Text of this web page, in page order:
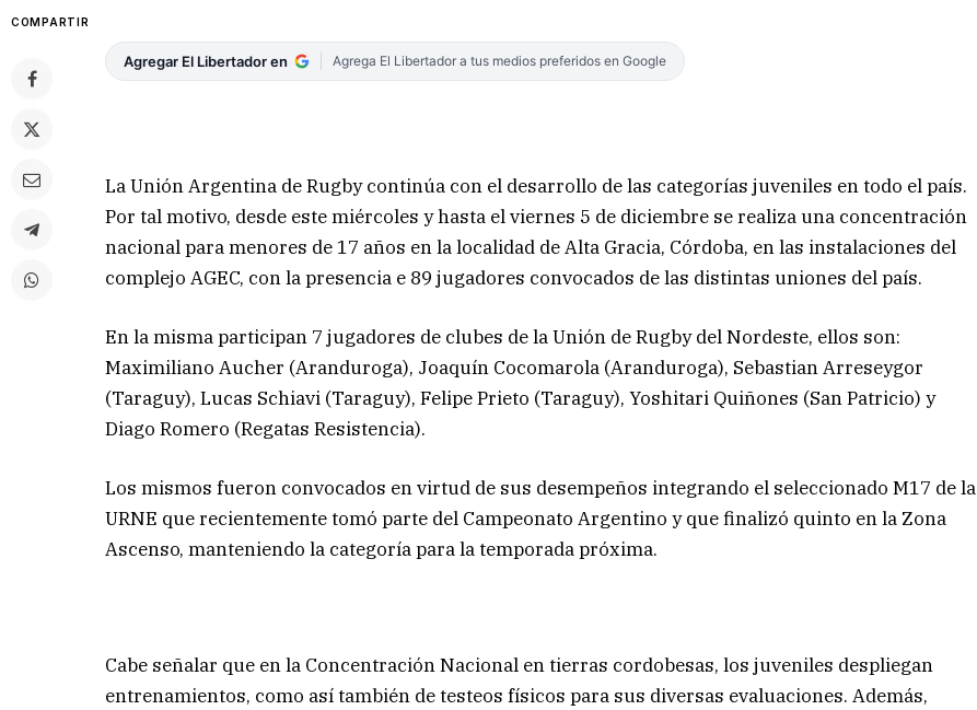
COMPARTIR
Agregar El Libertador en Agrega El Libertador a tus medios preferidos en Google
La Unión Argentina de Rugby continúa con el desarrollo de las categorías juveniles en todo el país.
Por tal motivo, desde este miércoles y hasta el viernes 5 de diciembre se realiza una concentración
nacional para menores de 17 años en la localidad de Alta Gracia, Córdoba, en las instalaciones del
complejo AGEC, con la presencia e 89 jugadores convocados de las distintas uniones del país.
En la misma participan 7 jugadores de clubes de la Unión de Rugby del Nordeste, ellos son:
Maximiliano Aucher (Aranduroga), Joaquín Cocomarola (Aranduroga), Sebastian Arreseygor
(Taraguy), Lucas Schiavi (Taraguy), Felipe Prieto (Taraguy), Yoshitari Quiñones (San Patricio) y
Diago Romero (Regatas Resistencia).
Los mismos fueron convocados en virtud de sus desempeños integrando el seleccionado M17 de la
URNE que recientemente tomó parte del Campeonato Argentino y que finalizó quinto en la Zona
Ascenso, manteniendo la categoría para la temporada próxima.
Cabe señalar que en la Concentración Nacional en tierras cordobesas, los juveniles despliegan
entrenamientos, como así también de testeos físicos para sus diversas evaluaciones. Además,